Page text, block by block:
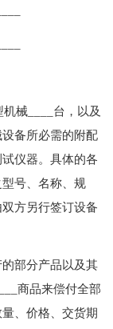
械____台，以及
备所必需的附配
仪器。具体的各
号、名称、规
方另行签订设备
部分产品以及其
商品来偿付全部
、价格、交货期